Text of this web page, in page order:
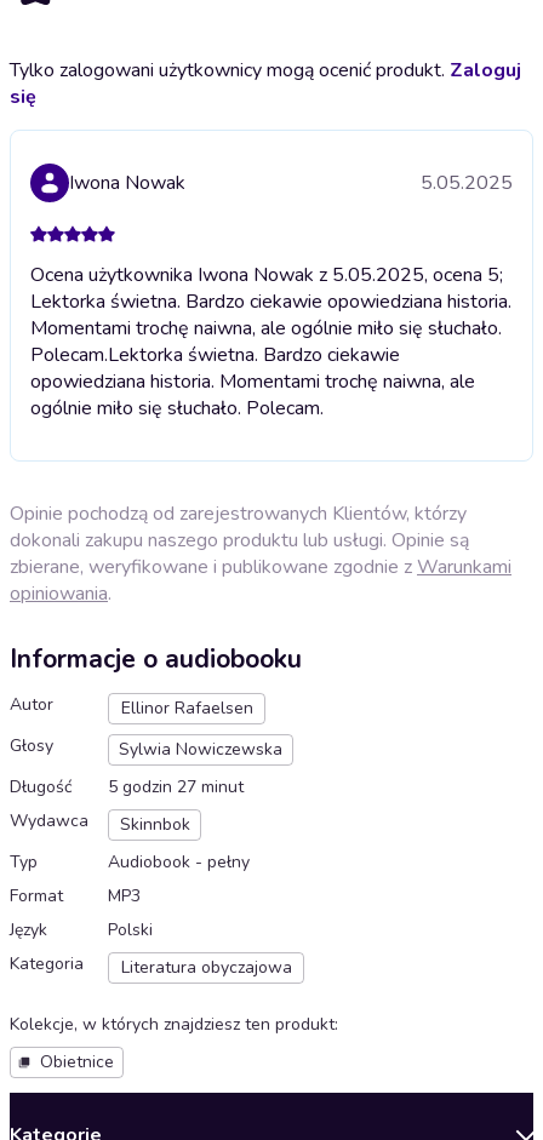
Tylko zalogowani użytkownicy mogą ocenić produkt. Zaloguj
się
Iwona Nowak 5.05.2025
Ocena użytkownika Iwona Nowak z 5.05.2025, ocena 5;
Lektorka świetna. Bardzo ciekawie opowiedziana historia.
Momentami trochę naiwna, ale ogólnie miło się słuchało.
Polecam.Lektorka świetna. Bardzo ciekawie
opowiedziana historia. Momentami trochę naiwna, ale
ogólnie miło się słuchało. Polecam.
Opinie pochodzą od zarejestrowanych Klientów, którzy
dokonali zakupu naszego produktu lub usługi. Opinie są
zbierane, weryfikowane i publikowane zgodnie zWarunkami
opiniowania.
Informacje o audiobooku
Autor
Ellinor Rafaelsen
Głosy
Sylwia Nowiczewska
Długość
5 godzin 27 minut
Wydawca
Skinnbok
Typ
Audiobook - pełny
Format
MP3
Język
Polski
Kategoria
Literatura obyczajowa
Kolekcje, w których znajdziesz ten produkt:
Obietnice